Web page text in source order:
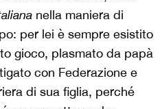
nella maniera di
per lei è sempre esistito
gioco, plasmato da papà
con Federazione e
di sua figlia, perché